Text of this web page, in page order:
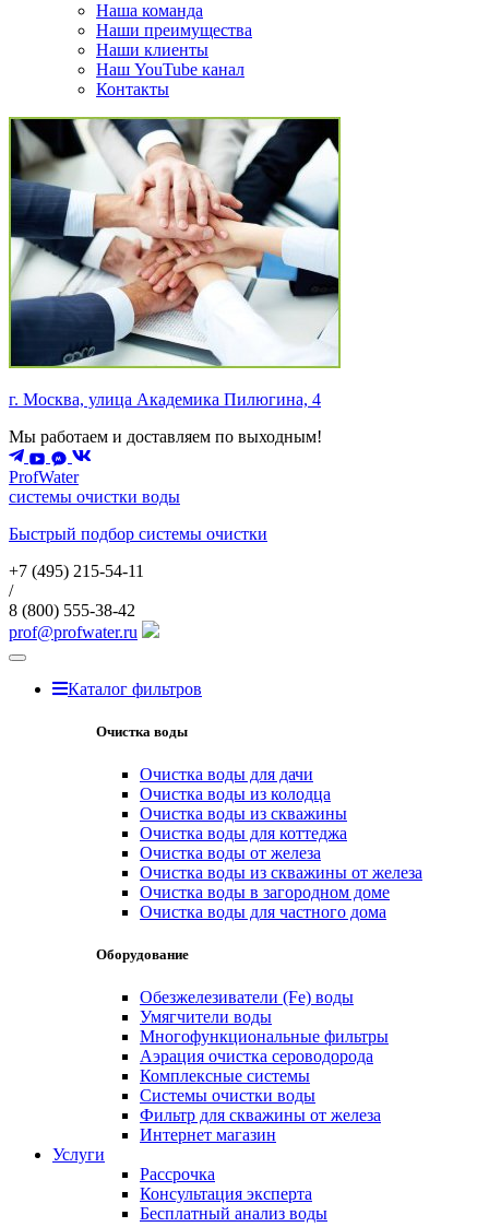
Наша команда
Наши преимущества
Наши клиенты
Наш YouTube канал
Контакты
г. Москва, улица Академика Пилюгина, 4
Мы работаем и доставляем по выходным!
ProfWater
системы очистки воды
Быстрый подбор системы очистки
+7 (495) 215-54-11
/
8 (800) 555-38-42
prof@profwater.ru
Меню
Каталог фильтров
Очистка воды
Очистка воды для дачи
Очистка воды из колодца
Очистка воды из скважины
Очистка воды для коттеджа
Очистка воды от железа
Очистка воды из скважины от железа
Очистка воды в загородном доме
Очистка воды для частного дома
Оборудование
Обезжелезиватели (Fe) воды
Умягчители воды
Многофункциональные фильтры
Аэрация очистка сероводорода
Комплексные системы
Системы очистки воды
Фильтр для скважины от железа
Интернет магазин
Услуги
Рассрочка
Консультация эксперта
Бесплатный анализ воды